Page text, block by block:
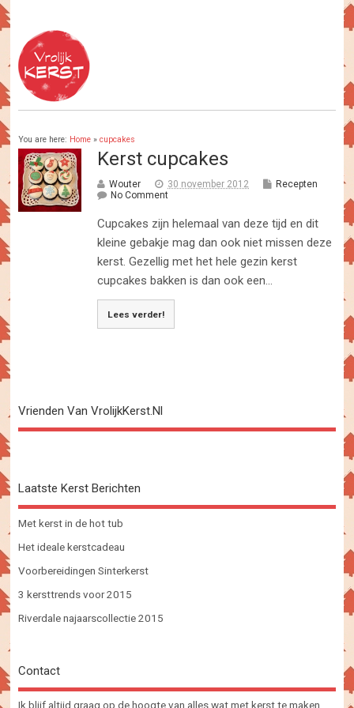
You are here: Home »cupcakes
Kerst cupcakes
Wouter 30 november 2012
Recepten
No Comment
Cupcakes zijn helemaal van deze tijd en dit
kleine gebakje mag dan ook niet missen deze
kerst. Gezellig met het hele gezin kerst
cupcakes bakken is dan ook een...
Lees verder!
Vrienden Van VrolijkKerst.nl
Laatste Kerst Berichten
Met kerst in de hot tub
Het ideale kerstcadeau
Voorbereidingen Sinterkerst
3 kersttrends voor 2015
Riverdale najaarscollectie 2015
Contact
Ik blijf altijd graag op de hoogte van alles wat met kerst te maken